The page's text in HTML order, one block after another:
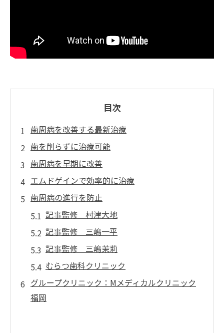
目次
歯周病を改善する最新治療
歯を削らずに治療可能
歯周病を早期に改善
エムドゲインで効率的に治療
歯周病の進行を防止
記事監修 村津大地
記事監修 三嶋一平
記事監修 三嶋茉莉
むらつ歯科クリニック
グループクリニック：Mメディカルクリニック
福岡